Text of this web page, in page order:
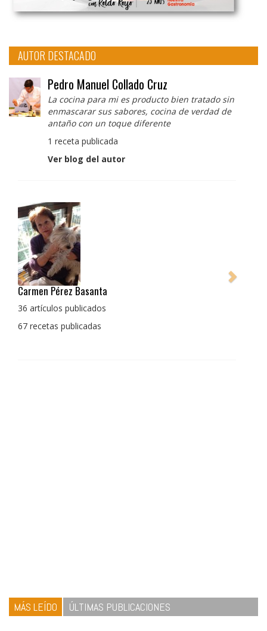
AUTOR DESTACADO
Pedro Manuel Collado Cruz
La cocina para mi es producto bien tratado sin
enmascarar sus sabores, cocina de verdad de
antaño con un toque diferente
1 receta publicada
Ver blog del autor
Pedro Manuel Collado Cruz
La cocina para mi es producto bien tratado sin
con un toque diferente